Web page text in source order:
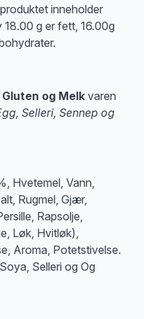
inneholder
g er fett, 16.00g
Gluten og Melk varen
Selleri, Sennep og
Hvetemel, Vann,
Rugmel, Gjær,
Rapsolje,
Løk, Hvitløk),
Aroma, Potetstivelse.
Selleri og Og